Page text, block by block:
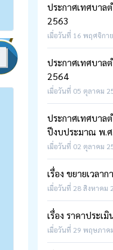
ประกาศเทศบาล
2563
เมื่อวันที่ 16 พฤศจิกา
ประกาศเทศบาล
2564
เมื่อวันที่ 05 ตุลาคม
ประกาศเทศบาล
ปีงบประมาณ พ.
เมื่อวันที่ 02 ตุลาคม
เรื่อง ขยายเวลา
เมื่อวันที่ 28 สิงหาคม
เรื่อง ราคาประ
เมื่อวันที่ 29 พฤษภาค